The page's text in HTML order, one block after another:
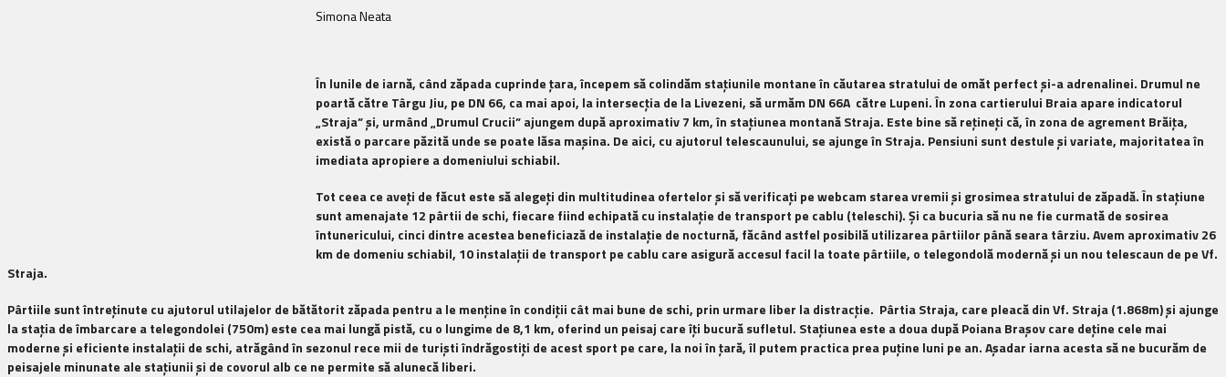
Simona Neata
În lunile de iarnă, când zăpada cuprinde ţara, începem să colindăm staţiunile montane în căutarea stratului de omăt perfect şi-a adrenalinei. Drumul ne
poartă către Târgu Jiu, pe DN 66, ca mai apoi, la intersecţia de la Livezeni, să urmăm DN 66A către Lupeni. În zona cartierului Braia apare indicatorul
„Straja” şi, urmând „Drumul Crucii” ajungem după aproximativ 7 km, în staţiunea montană Straja. Este bine să reţineţi că, în zona de agrement Brăiţa,
există o parcare păzită unde se poate lăsa maşina. De aici, cu ajutorul telescaunului, se ajunge în Straja. Pensiuni sunt destule şi variate, majoritatea în
imediata apropiere a domeniului schiabil.
Tot ceea ce aveţi de făcut este să alegeţi din multitudinea ofertelor şi să verificaţi pe webcam starea vremii şi grosimea stratului de zăpadă. În staţiune
sunt amenajate 12 pârtii de schi, fiecare fiind echipată cu instalaţie de transport pe cablu (teleschi). Şi ca bucuria să nu ne fie curmată de sosirea
întunericului, cinci dintre acestea beneficiază de instalaţie de nocturnă, făcând astfel posibilă utilizarea pârtiilor până seara târziu. Avem aproximativ 26
km de domeniu schiabil, 10 instalaţii de transport pe cablu care asigură accesul facil la toate pârtiile, o telegondolămodernăşi un nou telescaun de pe Vf.
Straja.
Pârtiile sunt întreţinute cu ajutorul utilajelor de bătătorit zăpada pentru a le menţine în condiţii cât mai bune de schi, prin urmare liber la distracţie. Pârtia Straja, care pleacă din Vf. Straja (1.868m) şi ajunge
la staţia de îmbarcare a telegondolei (750m) este cea mai lungă pistă, cu o lungime de 8,1 km, oferind un peisaj care îţi bucură sufletul. Staţiunea este a doua după Poiana Braşov care deţine cele mai
moderne şi eficiente instalaţii de schi, atrăgând în sezonul rece mii de turişti îndrăgostiţi de acest sport pe care, la noi în ţară, îl putem practica prea puţine luni pe an. Aşadar iarna acesta să ne bucurăm de
peisajele minunate ale staţiunii şi de covorul alb ce ne permite să alunecă liberi.